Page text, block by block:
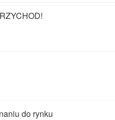
do rynku